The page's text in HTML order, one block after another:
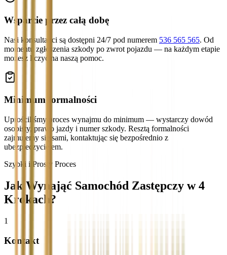
Wsparcie przez całą dobę
Nasi konsultanci są dostępni 24/7 pod numerem 536 565 565. Od
momentu zgłoszenia szkody po zwrot pojazdu — na każdym etapie
możesz liczyć na naszą pomoc.
Minimum formalności
Uprościliśmy proces wynajmu do minimum — wystarczy dowód
osobisty, prawo jazdy i numer szkody. Resztą formalności
zajmujemy się sami, kontaktując się bezpośrednio z
ubezpieczycielem.
Szybki i Prosty Proces
Jak Wynająć Samochód Zastępczy w 4
Krokach?
1
Kontakt